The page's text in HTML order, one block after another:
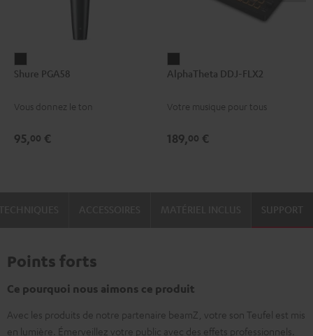
PGA58
Shure PGA58
Vous donnez le ton
95,00 €
DDJ-
Noir
AlphaTheta DDJ-FLX2
Votre musique pour tous
189,00 €
SUPPORT
Points forts
Ce pourquoi nous aimons ce produit
Avec les produits de notre partenaire beamZ, votre son Teufel est mis
en lumière. Émerveillez votre public avec des effets professionnels.